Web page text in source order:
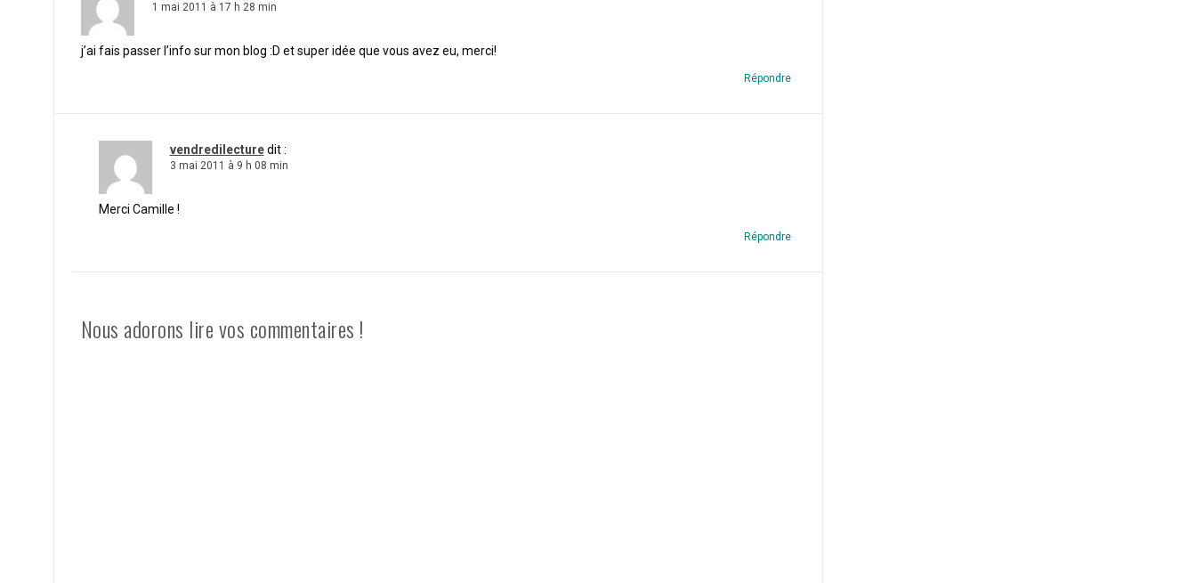
1 mai 2011 à 17 h 28 min
j’ai fais passer l’info sur mon blog :D et super idée que vous avez eu, merci!
Répondre
vendredilecture dit :
3 mai 2011 à 9 h 08 min
Merci Camille !
Répondre
Nous adorons lire vos commentaires !